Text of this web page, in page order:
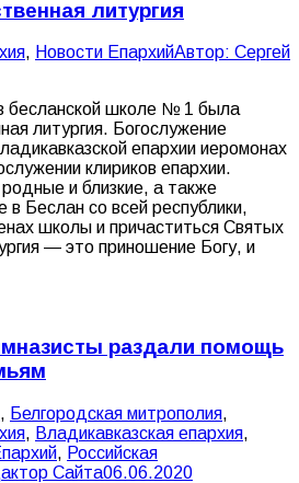
литургия
, Новости ЕпархийАвтор: Сергей
бесланской школе № 1 была
литургия. Богослужение
епархии иеромонах
клириков епархии.
и близкие, а также
Беслан со всей республики,
школы и причаститься Святых
— это приношение Богу, и
раздали помощь
, Белгородская митрополия,
, Владикавказская епархия,
, Российская
Сайта06.06.2020